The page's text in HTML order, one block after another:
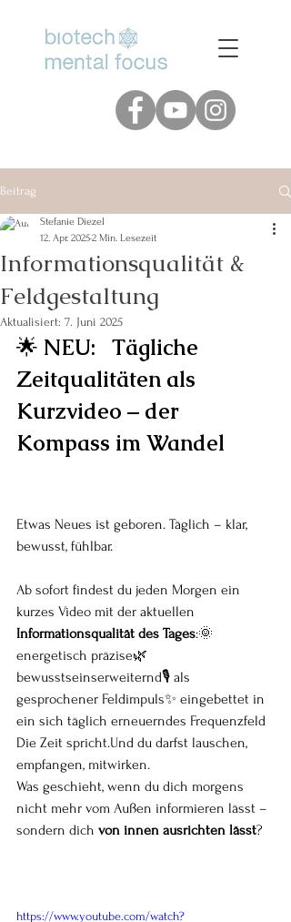
Beitrag
Informationsqualität &
Feldgestaltung
Stefanie Diezel
12. Apr. 20252 Min. Lesezeit
Aktualisiert: 7. Juni 2025
🌟 NEU:   Tägliche
Zeitqualitäten als
Kurzvideo – der
Kompass im Wandel
Etwas Neues ist geboren. Täglich – klar,
bewusst, fühlbar.
Ab sofort findest du jeden Morgen ein
kurzes Video mit der aktuellen
Informationsqualität des Tages:🌞
energetisch präzise🌿
bewusstseinserweiternd🎙️ als
gesprochener Feldimpuls✨ eingebettet in
ein sich täglich erneuerndes Frequenzfeld
Die Zeit spricht.Und du darfst lauschen,
empfangen, mitwirken.
Was geschieht, wenn du dich morgens
nicht mehr vom Außen informieren lässt –
sondern dich von innen ausrichten lässt?
https://www.youtube.com/watch?